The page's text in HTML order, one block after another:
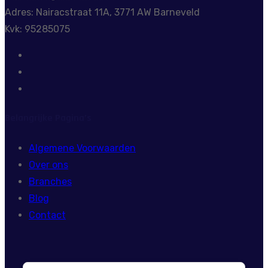
Adres: Nairacstraat 11A, 3771 AW Barneveld
Kvk: 95285075
Algemene Voorwaarden
Over ons
Branches
Blog
Contact